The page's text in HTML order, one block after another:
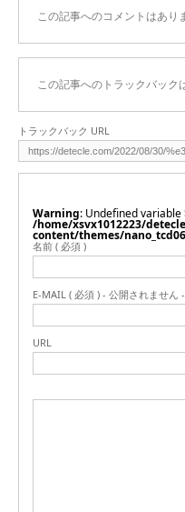
この記事へのコメントはあり
この記事へのトラックバック
トラックバック URL
Warning : Undefined
/home/xsvx1012223/
content/themes/
名前 ( 必須 )
E-MAIL ( 必須 ) - 公開されません -
URL